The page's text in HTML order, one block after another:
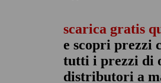
scarica gratis
e scopri prezzi
tutti i prezzi di
distributori a